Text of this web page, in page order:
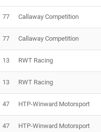
77 Callaway Competition
77 Callaway Competition
13 RWT Racing
13 RWT Racing
47 HTP-Winward Motorsport
47 HTP-Winward Motorsport